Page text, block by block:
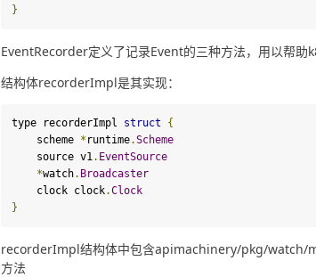
}
EventRecorder定义了记录Event的三种方法，用以帮助
结构体recorderImpl是其实现：
type recorderImpl struct
{
    scheme
* runtime.Scheme
source v1 . EventSource
*watch. Broadcaster
    clock clock
.Clock
}
recorderImpl结构体中包含apimachinery/pkg/watch/
方法